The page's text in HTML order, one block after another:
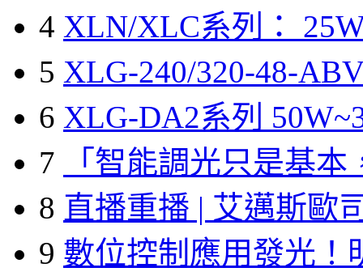
4 XLN/XLC系列：
5 XLG-240/320-48-
6 XLG-DA2系列
7
「智能調光只是基本
8 直播重播 | 艾邁斯歐
9 數位控制應用發光！